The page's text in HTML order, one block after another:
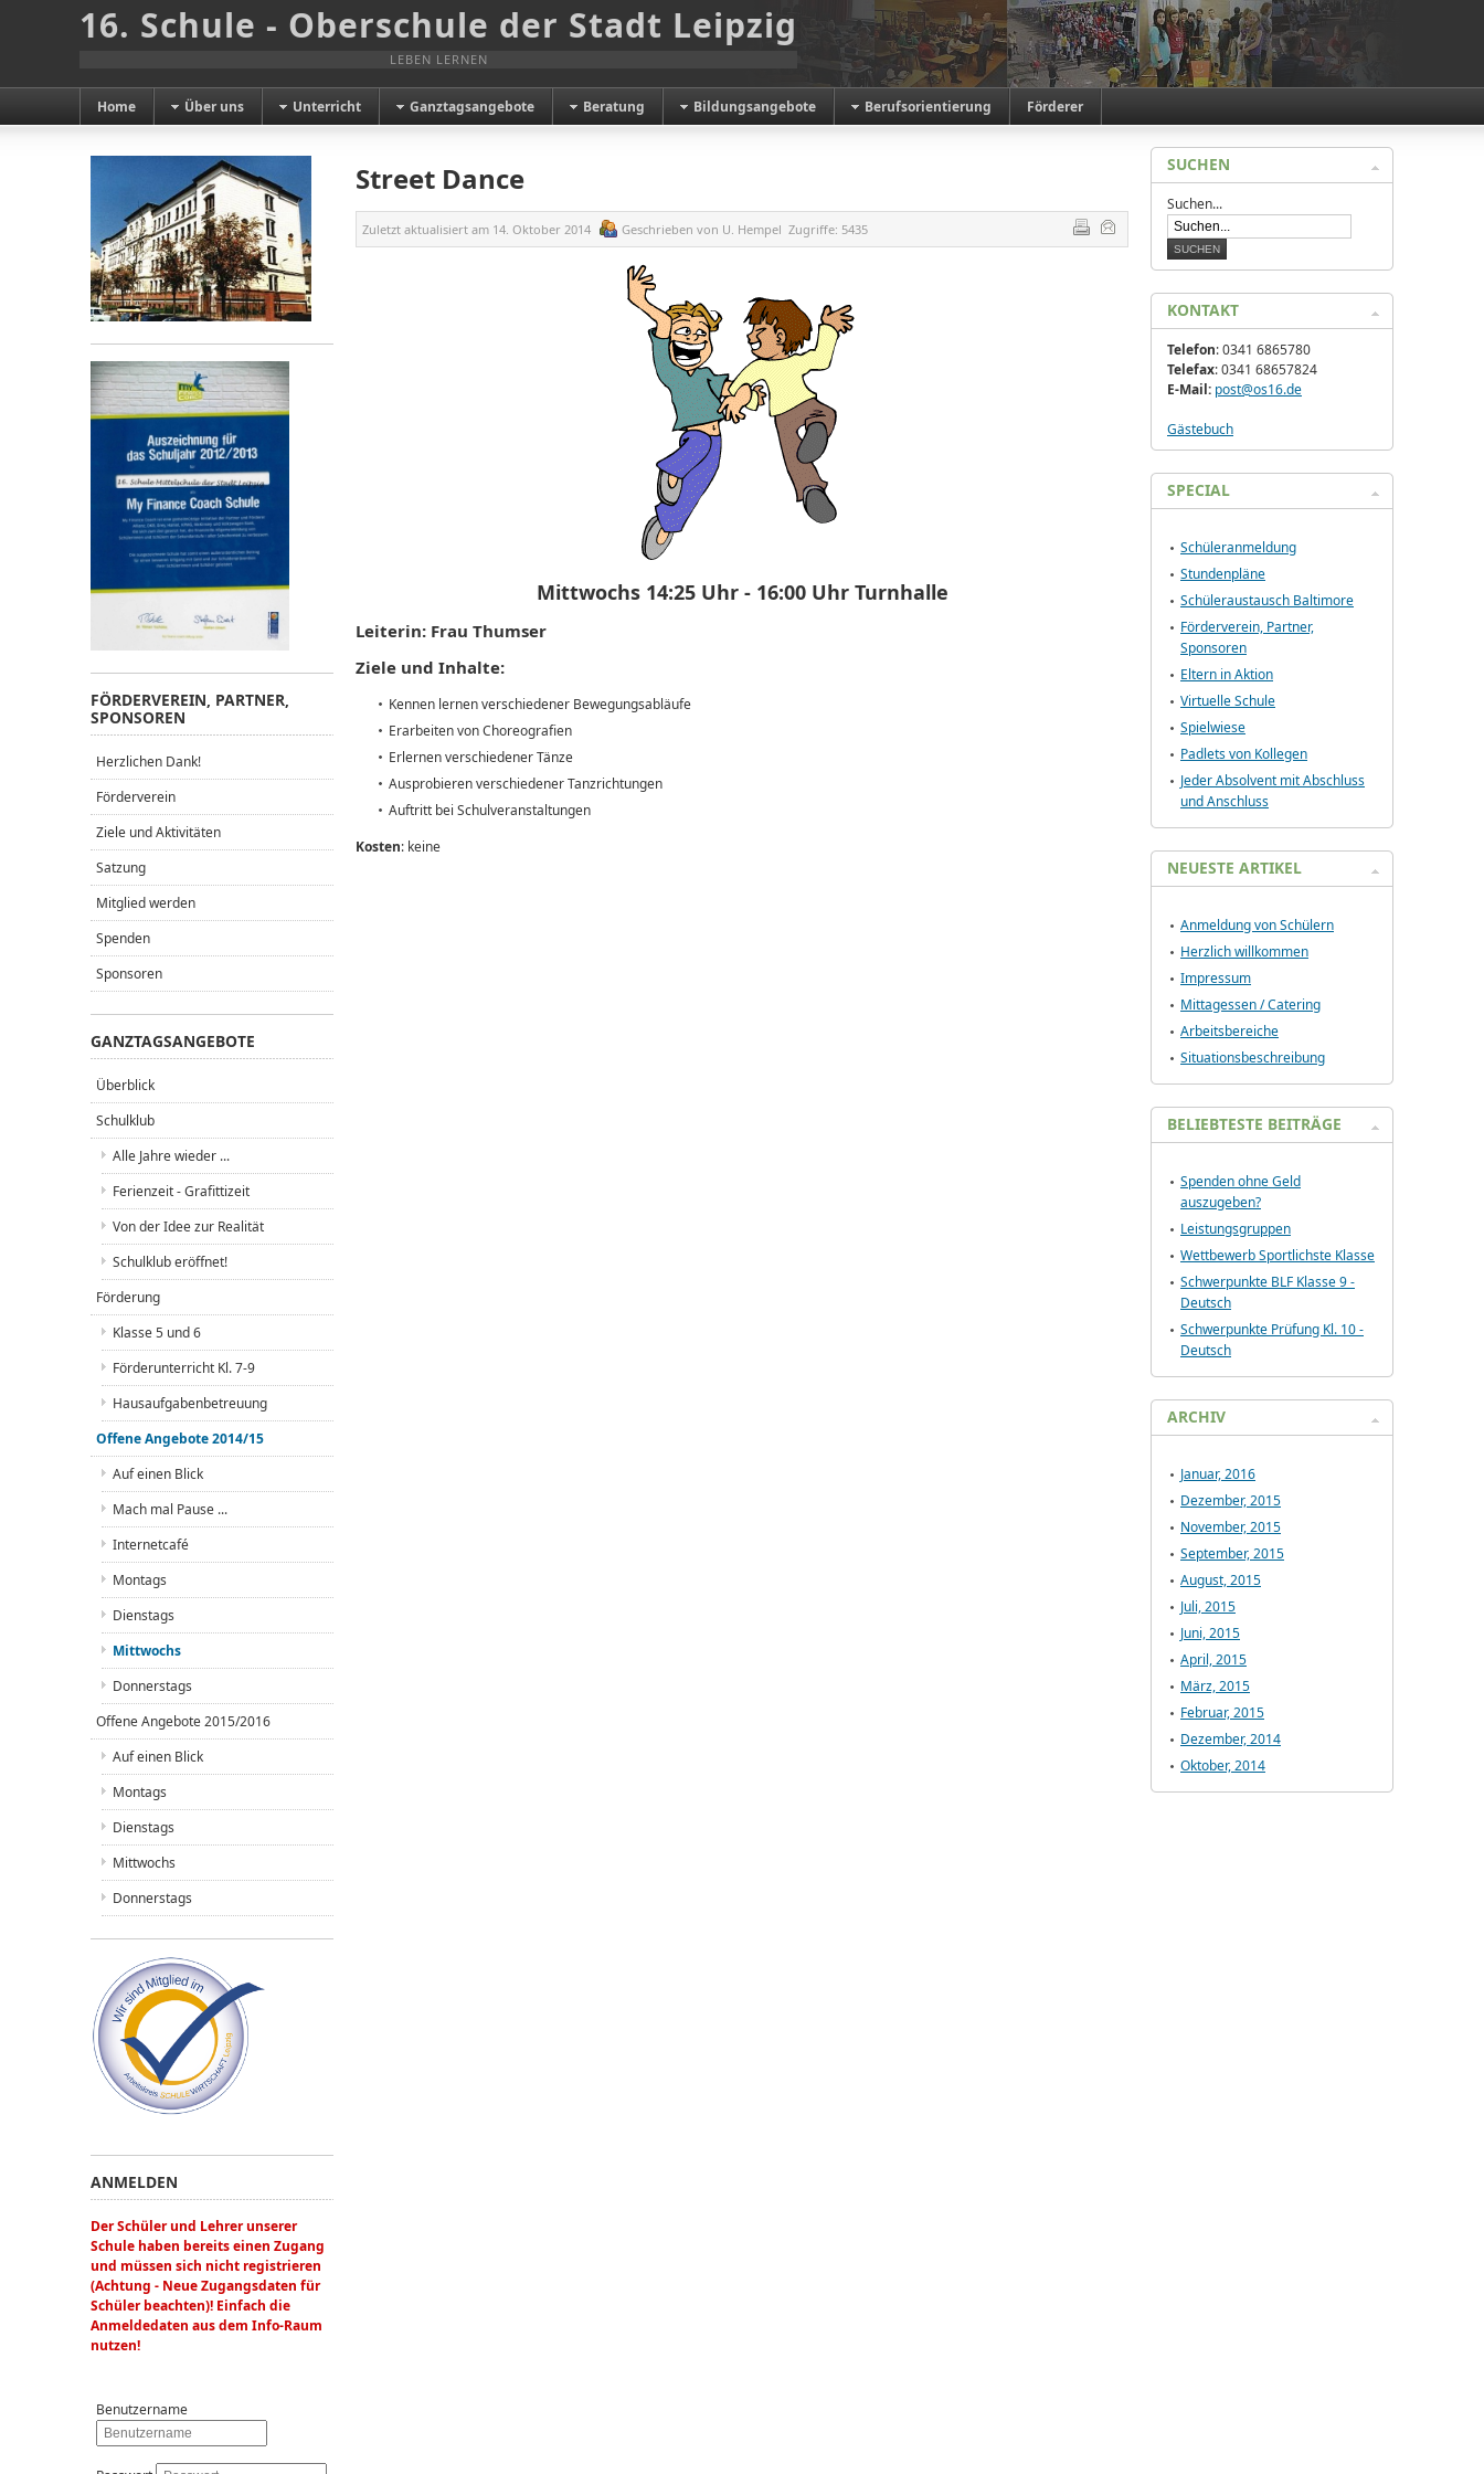
16. Schule - Oberschule der Stadt Leipzig
LEBEN LERNEN
Home Über uns Unterricht Ganztagsangebote Beratung Bildungsangebote Berufsorientierung Förderer
Street Dance
Zuletzt aktualisiert am 14. Oktober 2014 Geschrieben von U. Hempel Zugriffe: 5435
Mittwochs 14:25 Uhr - 16:00 Uhr Turnhalle
Leiterin: Frau Thumser
Ziele und Inhalte:
Kennen lernen verschiedener Bewegungsabläufe
Erarbeiten von Choreografien
Erlernen verschiedener Tänze
Ausprobieren verschiedener Tanzrichtungen
Auftritt bei Schulveranstaltungen
Kosten: keine
FÖRDERVEREIN, PARTNER,
SPONSOREN
Herzlichen Dank!
Förderverein
Ziele und Aktivitäten
Satzung
Mitglied werden
Spenden
Sponsoren
GANZTAGSANGEBOTE
Überblick
Schulklub
Alle Jahre wieder ...
Ferienzeit - Grafittizeit
Von der Idee zur Realität
Schulklub eröffnet!
Förderung
Klasse 5 und 6
Förderunterricht Kl. 7-9
Hausaufgabenbetreuung
Offene Angebote 2014/15
Auf einen Blick
Mach mal Pause ...
Internetcafé
Montags
Dienstags
Mittwochs
Donnerstags
Offene Angebote 2015/2016
Auf einen Blick
Montags
Dienstags
Mittwochs
Donnerstags
ANMELDEN
Der Schüler und Lehrer unserer
Schule haben bereits einen Zugang
und müssen sich nicht registrieren
(Achtung - Neue Zugangsdaten für
Schüler beachten)! Einfach die
Anmeldedaten aus dem Info-Raum
nutzen!
Benutzername
SUCHEN
Suchen...
KONTAKT
Telefon: 0341 6865780
Telefax: 0341 68657824
E-Mail: post@os16.de
Gästebuch
SPECIAL
Schüleranmeldung
Stundenpläne
Schüleraustausch Baltimore
Förderverein, Partner,
Sponsoren
Eltern in Aktion
Virtuelle Schule
Spielwiese
Padlets von Kollegen
Jeder Absolvent mit Abschluss
und Anschluss
NEUESTE ARTIKEL
Anmeldung von Schülern
Herzlich willkommen
Impressum
Mittagessen / Catering
Arbeitsbereiche
Situationsbeschreibung
BELIEBTESTE BEITRÄGE
Spenden ohne Geld
auszugeben?
Leistungsgruppen
Wettbewerb Sportlichste Klasse
Schwerpunkte BLF Klasse 9 -
Deutsch
Schwerpunkte Prüfung Kl. 10 -
Deutsch
ARCHIV
Januar, 2016
Dezember, 2015
November, 2015
September, 2015
August, 2015
Juli, 2015
Juni, 2015
April, 2015
März, 2015
Februar, 2015
Dezember, 2014
Oktober, 2014